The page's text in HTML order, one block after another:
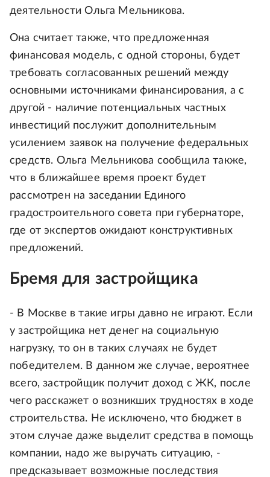
деятельности Ольга Мельникова.
Она считает также, что предложенная
финансовая модель, с одной стороны, будет
требовать согласованных решений между
основными источниками финансирования, а с
другой - наличие потенциальных частных
инвестиций послужит дополнительным
усилением заявок на получение федеральных
средств. Ольга Мельникова сообщила также,
что в ближайшее время проект будет
рассмотрен на заседании Единого
градостроительного совета при губернаторе,
где от экспертов ожидают конструктивных
предложений.
Бремя для застройщика
- В Москве в такие игры давно не играют. Если
у застройщика нет денег на социальную
нагрузку, то он в таких случаях не будет
победителем. В данном же случае, вероятнее
всего, застройщик получит доход с ЖК, после
чего расскажет о возникших трудностях в ходе
строительства. Не исключено, что бюджет в
этом случае даже выделит средства в помощь
компании, надо же выручать ситуацию, -
предсказывает возможные последствия